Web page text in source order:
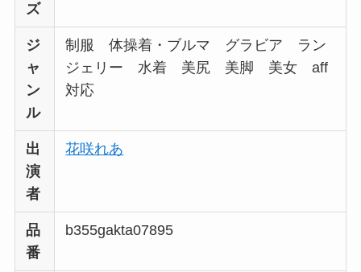
ズ
ジ
ャ
ン
ル
制服 体操着・ブルマ グラビア ラン
ジェリー 水着 美尻 美脚 美女 aff
対応
出
演
者
花咲れあ
品
番
b355gakta07895